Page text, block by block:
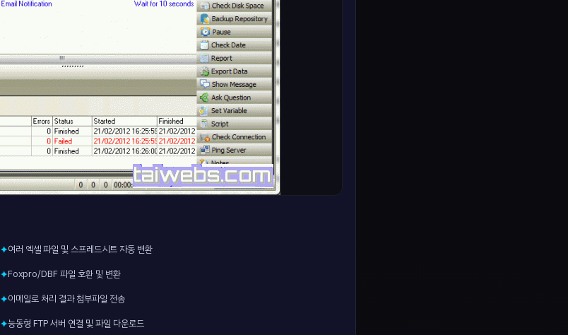
✦여러 엑셀 파일 및 스프레드시트 자동 변환
✦Foxpro/DBF 파일 호환 및 변환
✦이메일로 처리 결과 첨부파일 전송
✦능동형 FTP 서버 연결 및 파일 다운로드